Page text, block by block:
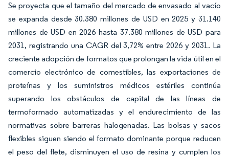
Se proyecta que el tamaño del mercado de envasado al vacío
se expanda desde 30.380 millones de USD en 2025 y 31.140
millones de USD en 2026 hasta 37.380 millones de USD para
2031, registrando una CAGR del 3,72% entre 2026 y 2031. La
creciente adopción de formatos que prolongan la vida útil en el
comercio electrónico de comestibles, las exportaciones de
proteínas y los suministros médicos estériles continúa
superando los obstáculos de capital de las líneas de
termoformado automatizadas y el endurecimiento de las
normativas sobre barreras halogenadas. Las bolsas y sacos
flexibles siguen siendo el formato dominante porque reducen
el peso del flete, disminuyen el uso de resina y cumplen los